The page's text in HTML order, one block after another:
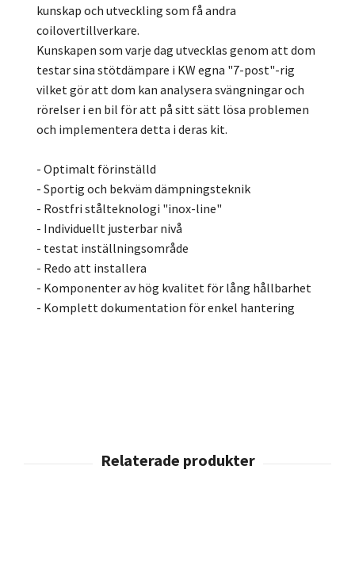
kunskap och utveckling som få andra
coilovertillverkare.
Kunskapen som varje dag utvecklas genom att dom
testar sina stötdämpare i KW egna "7-post"-rig
vilket gör att dom kan analysera svängningar och
rörelser i en bil för att på sitt sätt lösa problemen
och implementera detta i deras kit.
- Optimalt förinställd
- Sportig och bekväm dämpningsteknik
- Rostfri stålteknologi "inox-line"
- Individuellt justerbar nivå
- testat inställningsområde
- Redo att installera
- Komponenter av hög kvalitet för lång hållbarhet
- Komplett dokumentation för enkel hantering